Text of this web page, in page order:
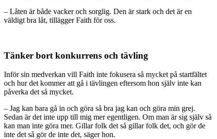
– Låten är både vacker och sorglig. Den är stark och det är en
väldigt bra låt, tillägger Faith för oss.
Tänker bort konkurrens och tävling
Inför sin medverkan vill Faith inte fokusera så mycket på startfältet
och hur det kommer att gå i tävlingen eftersom hon själv inte kan
påverka det så mycket.
– Jag kan bara gå in och göra så bra jag kan och göra min grej.
Sedan är det inte upp till mig mer egentligen. Om man är sig själv så
kan man inte göra mer. Gillar folk det så gillar folk det, och gör de
inte det så gör de inte det, säger hon.